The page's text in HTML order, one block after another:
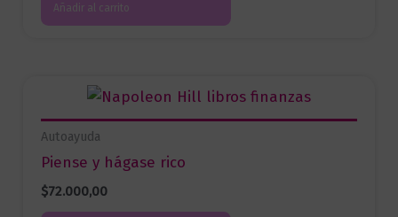
Añadir al carrito
Autoayuda
Piense y hágase rico
$72.000,00